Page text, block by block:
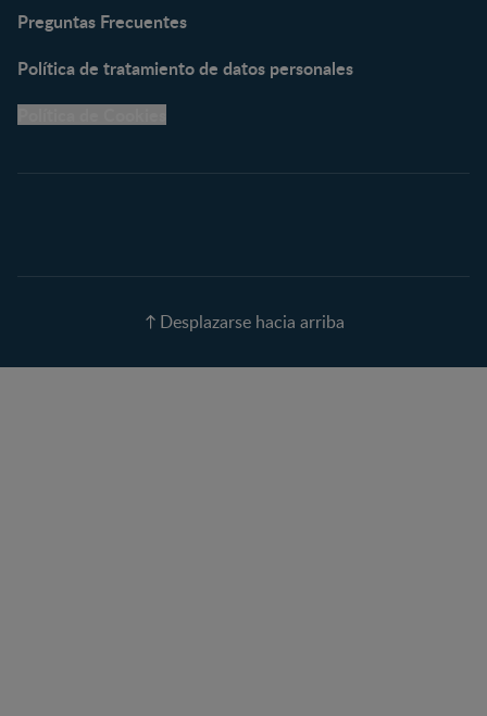
NESCARE®
Herramientas
Calculadora de color de
Preguntas Frecuentes
Política de tratamiento de datos personales
Desplazarse hacia arriba